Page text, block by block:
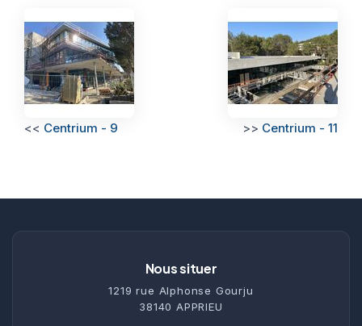
<< Centrium - 9 >> Centrium - 11
Nous situer
1219 rue Alphonse Gourju
38140 APPRIEU